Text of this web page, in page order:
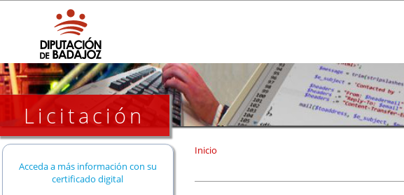
Licitación
Acceda a más información con su
certificado digital
Inicio